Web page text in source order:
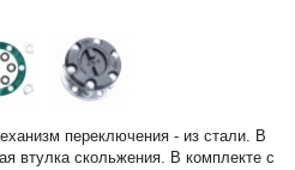
переключения - из стали. В
втулка скольжения. В комплекте с